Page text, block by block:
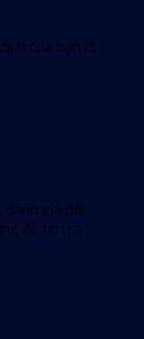
của bạn đi
đánh giá đối
để tìm ra